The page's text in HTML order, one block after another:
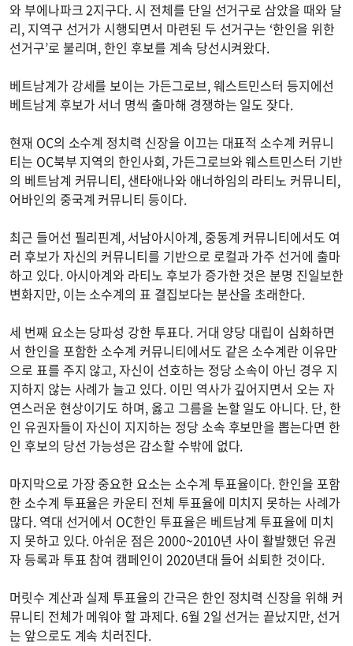
와 부에나파크 2지구다. 시 전체를 단일 선거구로 삼았을 때와 달
리, 지역구 선거가 시행되면서 마련된 두 선거구는 ‘한인을 위한
선거구’로 불리며, 한인 후보를 계속 당선시켜왔다.
베트남계가 강세를 보이는 가든그로브, 웨스트민스터 등지에선
베트남계 후보가 서너 명씩 출마해 경쟁하는 일도 잦다.
현재 OC의 소수계 정치력 신장을 이끄는 대표적 소수계 커뮤니
티는 OC북부 지역의 한인사회, 가든그로브와 웨스트민스터 기반
의 베트남계 커뮤니티, 샌타애나와 애너하임의 라티노 커뮤니티,
어바인의 중국계 커뮤니티 등이다.
최근 들어선 필리핀계, 서남아시아계, 중동계 커뮤니티에서도 여
러 후보가 자신의 커뮤니티를 기반으로 로컬과 가주 선거에 출마
하고 있다. 아시아계와 라티노 후보가 증가한 것은 분명 진일보한
변화지만, 이는 소수계의 표 결집보다는 분산을 초래한다.
세 번째 요소는 당파성 강한 투표다. 거대 양당 대립이 심화하면
서 한인을 포함한 소수계 커뮤니티에서도 같은 소수계란 이유만
으로 표를 주지 않고, 자신이 선호하는 정당 소속이 아닌 경우 지
지하지 않는 사례가 늘고 있다. 이민 역사가 깊어지면서 오는 자
연스러운 현상이기도 하며, 옳고 그름을 논할 일도 아니다. 단, 한
인 유권자들이 자신이 지지하는 정당 소속 후보만을 뽑는다면 한
인 후보의 당선 가능성은 감소할 수밖에 없다.
마지막으로 가장 중요한 요소는 소수계 투표율이다. 한인을 포함
한 소수계 투표율은 카운티 전체 투표율에 미치지 못하는 사례가
많다. 역대 선거에서 OC한인 투표율은 베트남계 투표율에 미치
지 못하고 있다. 아쉬운 점은 2000~2010년 사이 활발했던 유권
자 등록과 투표 참여 캠페인이 2020년대 들어 쇠퇴한 것이다.
머릿수 계산과 실제 투표율의 간극은 한인 정치력 신장을 위해 커
뮤니티 전체가 메워야 할 과제다. 6월 2일 선거는 끝났지만, 선거
는 앞으로도 계속 치러진다.